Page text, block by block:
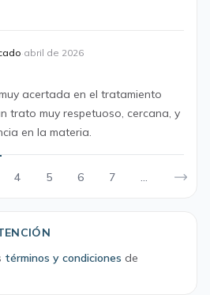
·abril de 2026
acertada en el tratamiento
trato muy respetuoso, cercana, y
en la materia.
4 5 6 7 ...
términos y condiciones de